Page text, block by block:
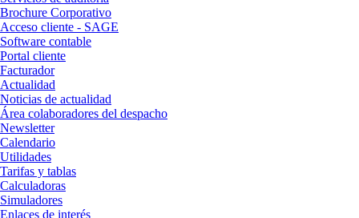
Brochure Corporativo
Acceso cliente - SAGE
Software contable
Portal cliente
Facturador
Actualidad
Noticias de actualidad
Área colaboradores del despacho
Newsletter
Calendario
Utilidades
Tarifas y tablas
Calculadoras
Simuladores
Enlaces de interés